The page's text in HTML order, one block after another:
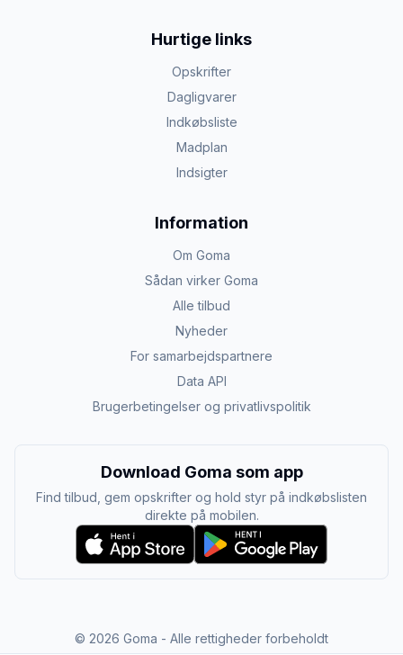
Hurtige links
Opskrifter
Dagligvarer
Indkøbsliste
Madplan
Indsigter
Information
Om Goma
Sådan virker Goma
Alle tilbud
Nyheder
For samarbejdspartnere
Data API
Brugerbetingelser og privatlivspolitik
Download Goma som app
Find tilbud, gem opskrifter og hold styr på indkøbslisten
direkte på mobilen.
© 2026 Goma - Alle rettigheder forbeholdt